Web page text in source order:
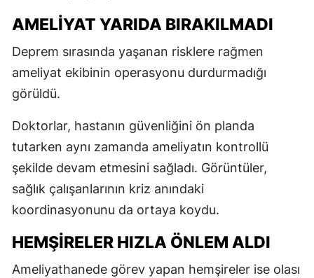
AMELİYAT YARIDA BIRAKILMADI
Deprem sırasında yaşanan risklere rağmen
ameliyat ekibinin operasyonu durdurmadığı
görüldü.
Doktorlar, hastanın güvenliğini ön planda
tutarken aynı zamanda ameliyatın kontrollü
şekilde devam etmesini sağladı. Görüntüler,
sağlık çalışanlarının kriz anındaki
koordinasyonunu da ortaya koydu.
HEMŞİRELER HIZLA ÖNLEM ALDI
Ameliyathanede görev yapan hemşireler ise olası